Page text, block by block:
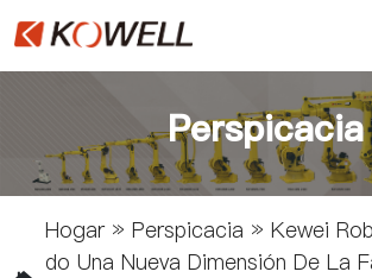
Perspicacia
Hogar» Perspicacia » Kewei
Do Una Nueva Dimensión De La